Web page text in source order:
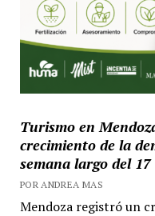
Turismo en
crecimiento de la
semana largo del 17
POR ANDREA MAS
Mendoza registró un